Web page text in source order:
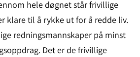
hele døgnet står frivillige
klare til å rykke ut for å redde liv.
redningsmannskaper på minst
Det er de frivillige